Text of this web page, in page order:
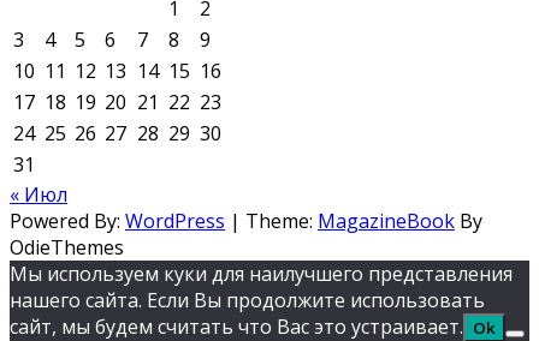
1
2
3
4 5 6 7 8
9
10 11 12 13 14 15 16
17 18 19 20 21 22 23
24 25 26 27 28 29 30
31
« Июл
Powered By: WordPress | Theme: MagazineBook By
OdieThemes
Мы используем куки для наилучшего представления
нашего сайта. Если Вы продолжите использовать
сайт, мы будем считать что Вас это устраивает. Ok